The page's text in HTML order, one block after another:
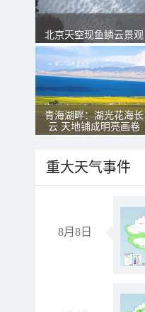
北京天空现鱼鳞云景观
青海湖畔：湖光花海长
云 天地铺成明亮画卷
重大天气事件
8月8日